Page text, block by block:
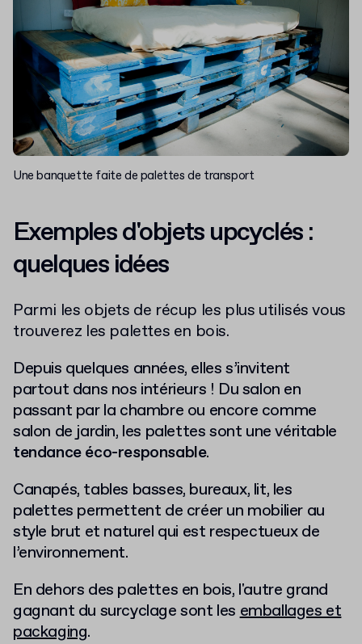
Une banquette faite de palettes de transport
Exemples d'objets upcyclés :
quelques idées
Parmi les objets de récup les plus utilisés vous
trouverez les palettes en bois.
Depuis quelques années, elles s’invitent
partout dans nos intérieurs ! Du salon en
passant par la chambre ou encore comme
salon de jardin, les palettes sont une véritable
tendance éco-responsable.
Canapés, tables basses, bureaux, lit, les
palettes permettent de créer un mobilier au
style brut et naturel qui est respectueux de
l’environnement.
En dehors des palettes en bois, l'autre grand
gagnant du surcyclage sont lesemballages et
packaging.